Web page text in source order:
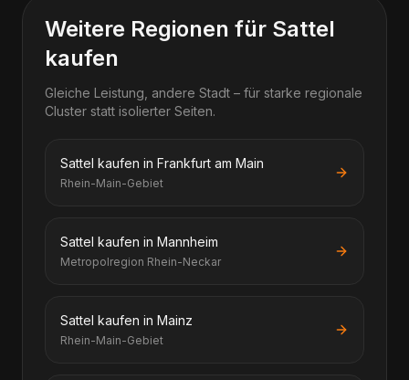
Weitere Regionen für Sattel
kaufen
Gleiche Leistung, andere Stadt – für starke regionale
Cluster statt isolierter Seiten.
Sattel kaufen in Frankfurt am Main
Rhein-Main-Gebiet
Sattel kaufen in Mannheim
Metropolregion Rhein-Neckar
Sattel kaufen in Mainz
Rhein-Main-Gebiet